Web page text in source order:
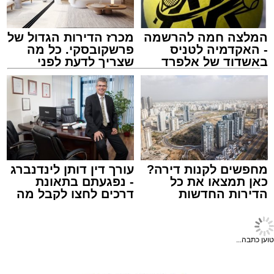
יו''ר הצלה דרום הרב מיכאל שוורץ: "התרמת הדם
באשדוד הפכה כבר למסורת חשובה, ובכל פעם
ולהציל חיים". "הזכות המיוחדת של ההתרמה
הגדולה הזו שייכת להנהלת סניף אשדוד - גן יבנה
תגים:זיהום נחל לכיש מט"ש באר טוביה
צילום: פרטי
המלצה חמה להרשמה
- האקדמיה לטניס
באשדוד של אלפרד
קריאולנסקי - לילדים
מכרז הדירות הגדול של
פרשקובסקי. כל מה
שצריך לדעת לפני
שמגישים הצעה לדירה
באשדוד
מחפשים לקנות דירה?
כאן תמצאו את כל
הדירות החדשות
עורך דין דותן לינדנברג
- נפגעתם בתאונת
דרכים לחצו לקבל מה
חדשות אשדוד
המשטרה משנה את ספי